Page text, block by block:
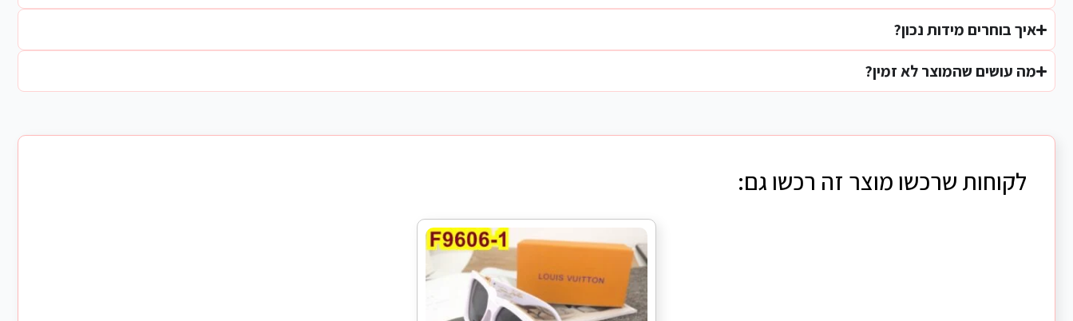
איך בוחרים מידות נכון?
מה עושים שהמוצר לא זמין?
לקוחות שרכשו מוצר זה רכשו גם: